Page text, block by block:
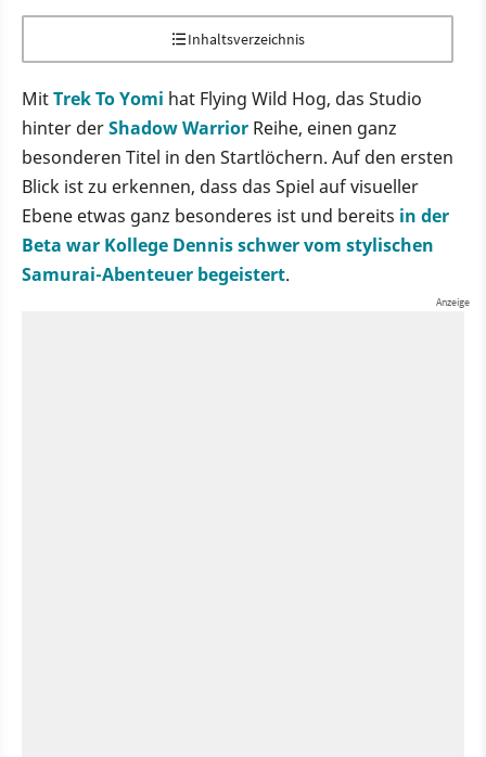
Inhaltsverzeichnis
MitTrek To Yomi hat Flying Wild Hog, das Studio
hinter derShadow Warrior Reihe, einen ganz
besonderen Titel in den Startlöchern. Auf den ersten
Blick ist zu erkennen, dass das Spiel auf visueller
Ebene etwas ganz besonderes ist und bereits in der
Beta war Kollege Dennis schwer vom stylischen
Samurai-Abenteuer begeistert.